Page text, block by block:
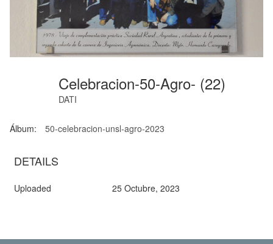
Celebracion-50-Agro- (22)
DATI
Álbum: 50-celebracion-unsl-agro-2023
DETAILS
Uploaded 25 Octubre, 2023